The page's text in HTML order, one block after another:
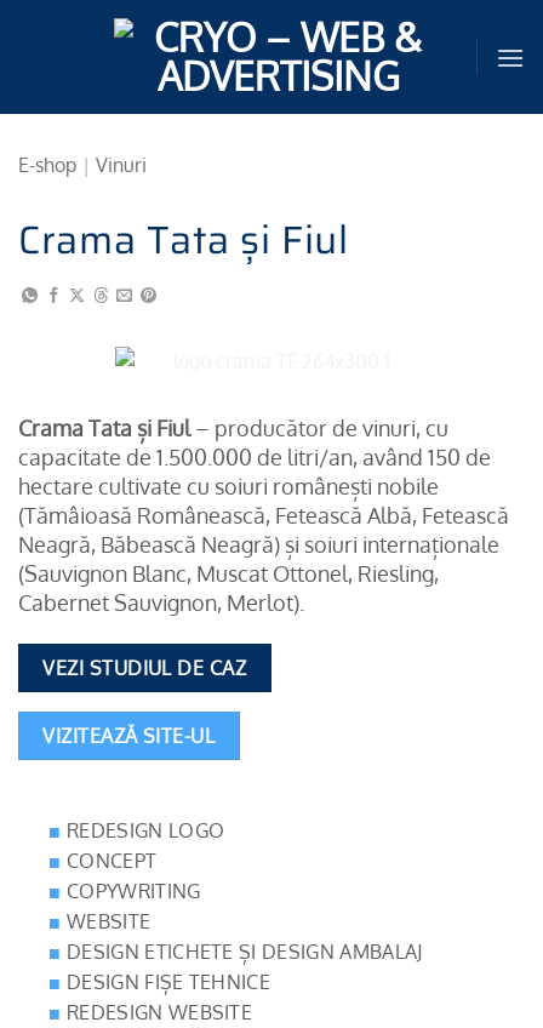
E-shop | Vinuri
Crama Tata și Fiul
Crama Tata și Fiul– producător de vinuri, cu
capacitate de 1.500.000 de litri/an, având 150 de
hectare cultivate cu soiuri românești nobile
(Tămâioasă Românească, Fetească Albă, Fetească
Neagră, Băbească Neagră) și soiuri internaționale
(Sauvignon Blanc, Muscat Ottonel, Riesling,
Cabernet Sauvignon, Merlot).
VEZI STUDIUL DE CAZ
VIZITEAZĂ SITE-UL
REDESIGN LOGO
CONCEPT
COPYWRITING
WEBSITE
DESIGN ETICHETE ȘI DESIGN AMBALAJ
DESIGN FIȘE TEHNICE
REDESIGN WEBSITE